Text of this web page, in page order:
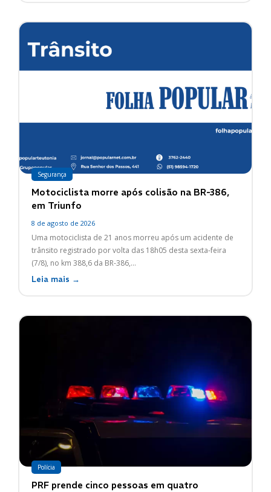
Segurança
Motociclista morre após colisão na BR-386,
em Triunfo
8 de agosto de 2026
Uma motociclista de 21 anos morreu após um acidente de
trânsito registrado por volta das 18h05 desta sexta-feira
(7/8), no km 388,6 da BR-386,...
Leia mais →
Polícia
PRF prende cinco pessoas em quatro